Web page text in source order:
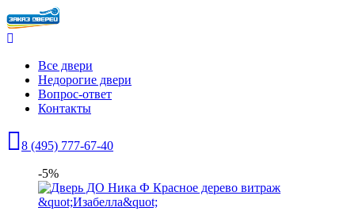
Все двери
Недорогие двери
Вопрос-ответ
Контакты
8 (495) 777-67-40
-5%